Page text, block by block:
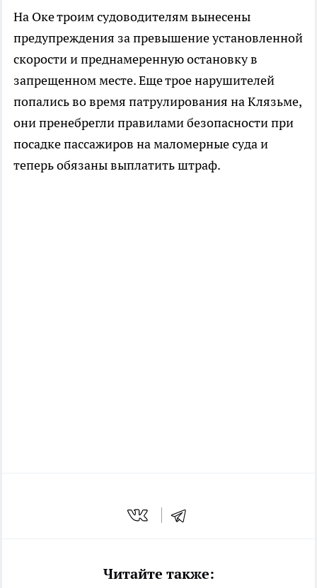
На Оке троим судоводителям вынесены
предупреждения за превышение установленной
скорости и преднамеренную остановку в
запрещенном месте. Еще трое нарушителей
попались во время патрулирования на Клязьме,
они пренебрегли правилами безопасности при
посадке пассажиров на маломерные суда и
теперь обязаны выплатить штраф.
Читайте также: